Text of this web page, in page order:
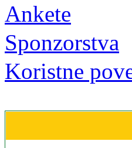
Ankete
Sponzorstva
Koristne